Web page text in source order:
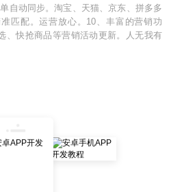
自动同步。淘宝、天猫、京东、拼多多
匹配。运营放心。10、丰富的营销功
、快抢商品等营销活动更新。人无我有